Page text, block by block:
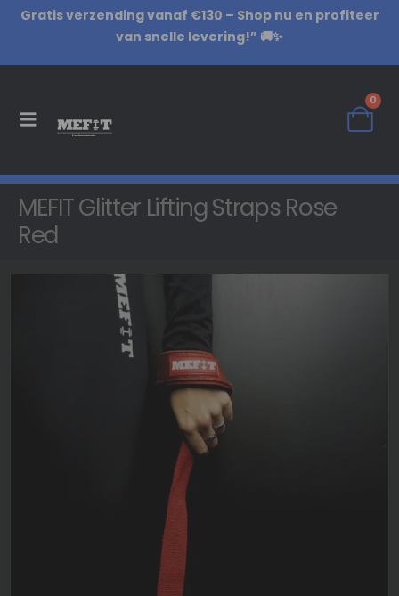
Gratis verzending vanaf €130 – Shop nu en profiteer
van snelle levering!” 🚚✨
0
MEFIT Glitter Lifting Straps Rose
Red